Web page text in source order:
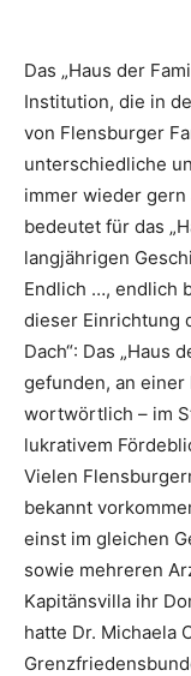
Das „Haus der
Institution, die in
von Flensburger
unterschiedliche
immer wieder gern
bedeutet für das
langjährigen
Endlich …, endlich
dieser Einrichtung
Dach“: Das „Haus
gefunden, an einer
wortwörtlich – im
lukrativem
Vielen
bekannt
einst im gleichen
sowie mehreren
Kapitänsvilla ihr
hatte Dr. Michaela